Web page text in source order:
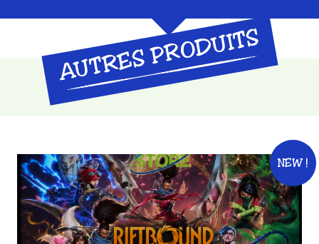
Groot
AUTRES PRODUITS
NEW !